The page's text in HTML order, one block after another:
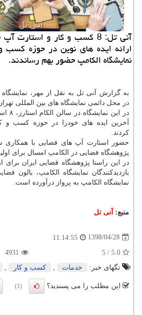
آنی تل: 8 كسب و كار و
ارائه ایده های نوین در حوزه كسب
نمایشگاه الكامپ حضور بهم رساندند.
در محل دائمی نمایشگاه های بین المللی
در
آخرین ایده های خودرا در حوزه كسب و
كردند.
حضور استارت آپ های فضایی با همكاری
پژوهشگاه فضایی در الكامپ امسال برای
در این راستا پژوهشگاه فضایی ایران برای
بازدیدكنندگان نمایشگاه الكامپ، بالون
نمایشگاه الكامپ به پرواز درآورده است.
منبع: آنی تل
1398/04/28
11:14:55
5.0
/
5
4931
تگهای خبر:
خدمات كسب و كار
این مطلب را می پسندید؟ (1)